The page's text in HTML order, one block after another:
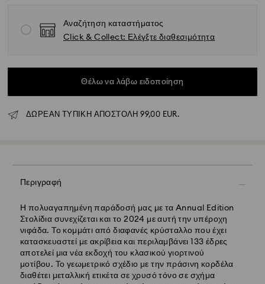
Αναζήτηση καταστήματος
Click & Collect: Ελέγξτε διαθεσιμότητα
Θέλω να λάβω ειδοποίηση
ΔΩΡΕΑΝ ΤΥΠΙΚΗ ΑΠΟΣΤΟΛΗ 99,00 EUR.
Περιγραφή
Η πολυαγαπημένη παράδοσή μας με τα Annual Edition
Στολίδια συνεχίζεται και το 2024 με αυτή την υπέροχη
νιφάδα. Το κομμάτι από διαφανές κρύσταλλο που έχει
κατασκευαστεί με ακρίβεια και περιλαμβάνει 133 έδρες
αποτελεί μια νέα εκδοχή του κλασικού γιορτινού
μοτίβου. Το γεωμετρικό σχέδιο με την πράσινη κορδέλα
διαθέτει μεταλλική ετικέτα σε χρυσό τόνο σε σχήμα
Οι παραγγελίες που υποβάλλονται από Δευτέρα έως
Παρασκευή έως τις 10:00 CET θα διεκπεραιώνονται και
Εκτιμώμενος χρόνος παράδοσης : 5 εργάσιμες ημέρες
για την ηπειρωτική Ελλάδα μετά την επεξεργασία και
αποστολή (6-7 ημέρες για τα νησιά)
Κόστος κανονικής αποστολής: EUR 6,95
Δωρεάν κανονική αποστολή για παραγγελίες άνω των:
EUR 99